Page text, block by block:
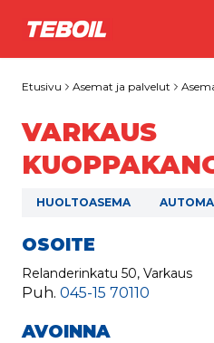
Siirry pääsisältöön
Etusivu Asemat ja palvelut
VARKAUS
HUOLTOASEMA
OSOITE
Relanderinkatu 50, Varkaus
Puh. 045-15 70110
AVOINNA